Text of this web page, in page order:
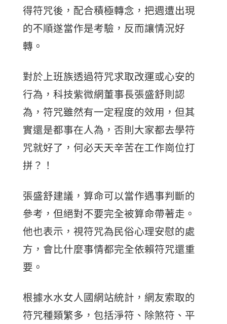
得符咒後，配合積極轉念，把週遭出現
的不順遂當作是考驗，反而讓情況好
轉。
對於上班族透過符咒求取改運或心安的
行為，科技紫微網董事長張盛舒則認
為，符咒雖然有一定程度的效用，但其
實還是都事在人為，否則大家都去學符
咒就好了，何必天天辛苦在工作崗位打
拼？！
張盛舒建議，算命可以當作遇事判斷的
參考，但絕對不要完全被算命帶著走。
他也表示，視符咒為民俗心理安慰的處
方，會比什麼事情都完全依賴符咒還重
要。
根據水水女人國網站統計，網友索取的
符咒種類繁多，包括淨符、除煞符、平